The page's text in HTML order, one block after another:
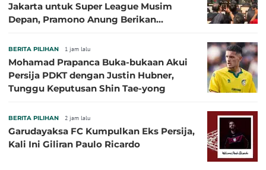
Jakarta untuk Super League Musim
Depan, Pramono Anung Berikan
BERITA PILIHAN 1 jam lalu
Mohamad Prapanca Buka-bukaan Akui
Persija PDKT dengan Justin Hubner,
Tunggu Keputusan Shin Tae-yong
BERITA PILIHAN 2 jam lalu
Garudayaksa FC Kumpulkan Eks Persija,
Kali Ini Giliran Paulo Ricardo